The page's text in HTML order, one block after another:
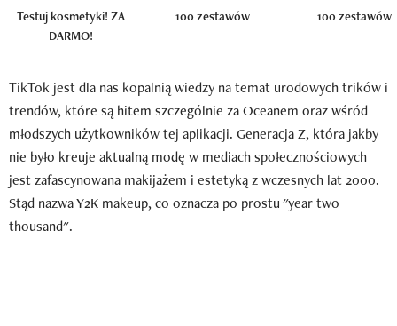
Testuj kosmetyki! ZA
DARMO!
100 zestawów 100 zestawów
TikTok jest dla nas kopalnią wiedzy na temat urodowych trików i
trendów, które są hitem szczególnie za Oceanem oraz wśród
młodszych użytkowników tej aplikacji. Generacja Z, która jakby
nie było kreuje aktualną modę w mediach społecznościowych
jest zafascynowana makijażem i estetyką z wczesnych lat 2000.
Stąd nazwa Y2K makeup, co oznacza po prostu "year two
thousand".